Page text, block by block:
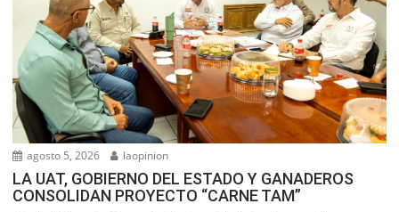
agosto 5, 2026 laopinion
LA UAT, GOBIERNO DEL ESTADO Y GANADEROS
CONSOLIDAN PROYECTO “CARNE TAM”